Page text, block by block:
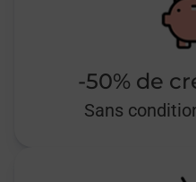
-50% de
Sans